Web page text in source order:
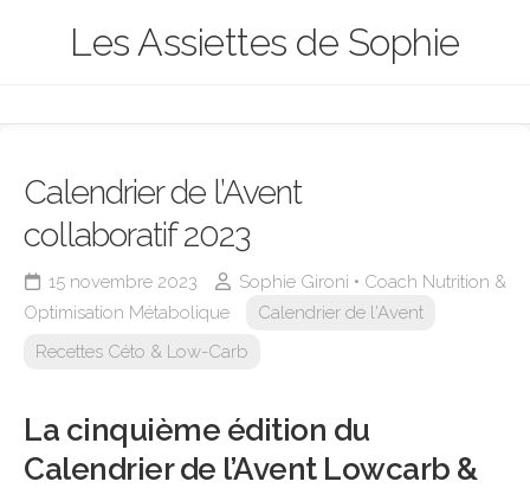
Les Assiettes de Sophie
Calendrier de l’Avent
collaboratif 2023
15 novembre 2023
Sophie Gironi • Coach Nutrition &
Optimisation Métabolique
Calendrier de l'Avent
Recettes Céto & Low-Carb
La cinquième édition du
Calendrier de l’Avent Lowcarb &